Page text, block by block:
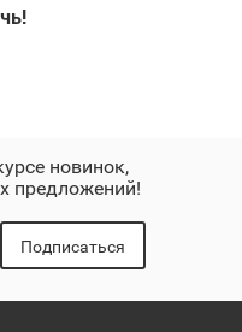
новинок,
предложений!
Подписаться